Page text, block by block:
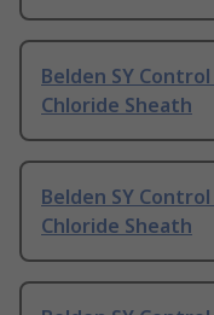
Belden SY
Chloride Sheath
Belden SY
Chloride Sheath